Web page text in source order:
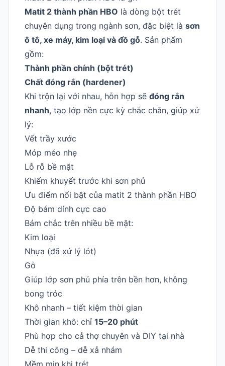
Matit 2 thành phần HBO là dòng bột trét
chuyên dụng trong ngành sơn, đặc biệt là sơn
ô tô, xe máy, kim loại và đồ gỗ. Sản phẩm
gồm:
Thành phần chính (bột trét)
Chất đóng rắn (hardener)
Khi trộn lại với nhau, hỗn hợp sẽ đóng rắn
nhanh, tạo lớp nền cực kỳ chắc chắn, giúp xử
lý:
Vết trầy xước
Móp méo nhẹ
Lỗ rỗ bề mặt
Khiếm khuyết trước khi sơn phủ
Ưu điểm nổi bật của matit 2 thành phần HBO
Độ bám dính cực cao
Bám chắc trên nhiều bề mặt:
Kim loại
Nhựa (đã xử lý lót)
Gỗ
Giúp lớp sơn phủ phía trên bền hơn, không
bong tróc
Khô nhanh – tiết kiệm thời gian
Thời gian khô: chỉ 15–20 phút
Phù hợp cho cả thợ chuyên và DIY tại nhà
Dễ thi công – dễ xả nhám
Mềm mịn khi trét